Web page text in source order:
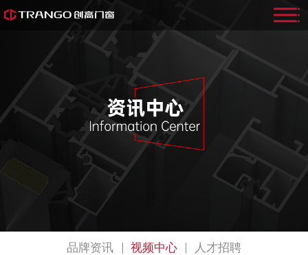
品牌资讯 视频中心 人才招聘